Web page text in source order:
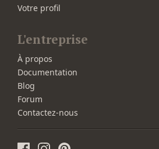
Votre profil
L'entreprise
À propos
Documentation
Blog
Forum
Contactez-nous